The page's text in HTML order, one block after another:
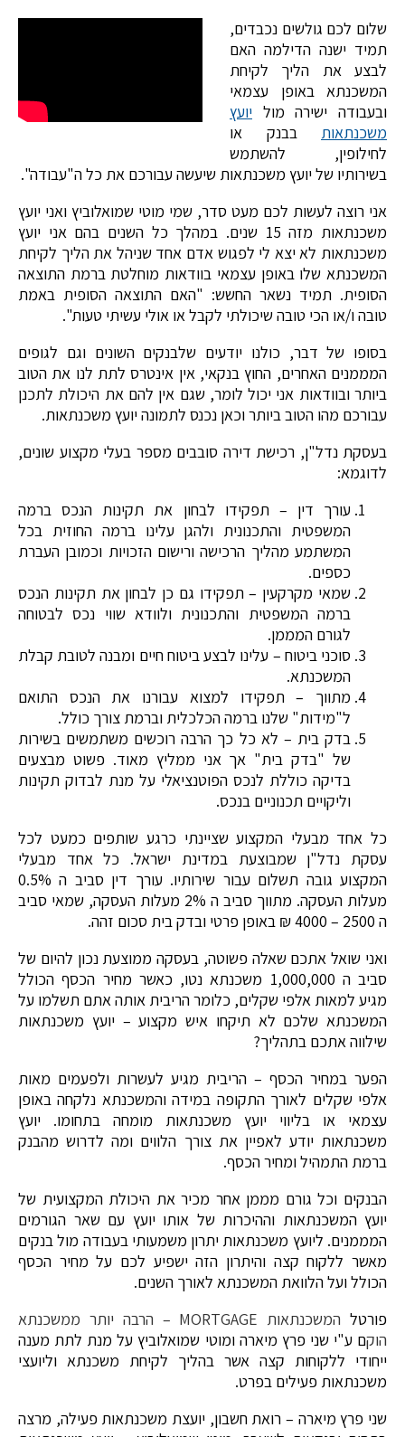
שלום לכם גולשים נכבדים,
תמיד ישנה הדילמה האם
לבצע את הליך לקיחת
המשכנתא באופן עצמאי
ובעבודה ישירה מול יועץ
משכנתאות בבנק או
לחילופין, להשתמש
בשירותיו של יועץ משכנתאות שיעשה עבורכם את כל ה"עבודה".
אני רוצה לעשות לכם מעט סדר, שמי מוטי שמואלוביץ ואני יועץ
משכנתאות מזה 15 שנים. במהלך כל השנים בהם אני יועץ
משכנתאות לא יצא לי לפגוש אדם אחד שניהל את הליך לקיחת
המשכנתא שלו באופן עצמאי בוודאות מוחלטת ברמת התוצאה
הסופית. תמיד נשאר החשש: "האם התוצאה הסופית באמת
טובה ו/או הכי טובה שיכולתי לקבל או אולי עשיתי טעות".
בסופו של דבר, כולנו יודעים שלבנקים השונים וגם לגופים
המממנים האחרים, החוץ בנקאי, אין אינטרס לתת לנו את הטוב
ביותר ובוודאות אני יכול לומר, שגם אין להם את היכולת לתכנן
עבורכם מהו הטוב ביותר וכאן נכנס לתמונה יועץ משכנתאות.
בעסקת נדל"ן, רכישת דירה סובבים מספר בעלי מקצוע שונים,
לדוגמא:
עורך דין – תפקידו לבחון את תקינות הנכס ברמה
המשפטית והתכנונית ולהגן עלינו ברמה החוזית בכל
המשתמע מהליך הרכישה ורישום הזכויות וכמובן העברת
כספים.
שמאי מקרקעין – תפקידו גם כן לבחון את תקינות הנכס
ברמה המשפטית והתכנונית ולוודא שווי נכס לבטוחה
לגורם המממן.
סוכני ביטוח – עלינו לבצע ביטוח חיים ומבנה לטובת קבלת
המשכנתא.
מתווך – תפקידו למצוא עבורנו את הנכס התואם
ל"מידות" שלנו ברמה הכלכלית וברמת צורך כולל.
בדק בית – לא כל כך הרבה רוכשים משתמשים בשירות
של "בדק בית" אך אני ממליץ מאוד. פשוט מבצעים
בדיקה כוללת לנכס הפוטנציאלי על מנת לבדוק תקינות
וליקויים תכנוניים בנכס.
כל אחד מבעלי המקצוע שציינתי כרגע שותפים כמעט לכל
עסקת נדל"ן שמבוצעת במדינת ישראל. כל אחד מבעלי
המקצוע גובה תשלום עבור שירותיו. עורך דין סביב ה 0.5%
מעלות העסקה. מתווך סביב ה 2% מעלות העסקה, שמאי סביב
ה 2500 – 4000 ₪ באופן פרטי ובדק בית סכום זהה.
ואני שואל אתכם שאלה פשוטה, בעסקה ממוצעת נכון להיום של
סביב ה 1,000,000 משכנתא נטו, כאשר מחיר הכסף הכולל
מגיע למאות אלפי שקלים, כלומר הריבית אותה אתם תשלמו על
המשכנתא שלכם לא תיקחו איש מקצוע – יועץ משכנתאות
שילווה אתכם בתהליך?
הפער במחיר הכסף – הריבית מגיע לעשרות ולפעמים מאות
אלפי שקלים לאורך התקופה במידה והמשכנתא נלקחה באופן
עצמאי או בליווי יועץ משכנתאות מומחה בתחומו. יועץ
משכנתאות יודע לאפיין את צורך הלווים ומה לדרוש מהבנק
ברמת התמהיל ומחיר הכסף.
הבנקים וכל גורם מממן אחר מכיר את היכולת המקצועית של
יועץ המשכנתאות וההיכרות של אותו יועץ עם שאר הגורמים
המממנים. ליועץ משכנתאות יתרון משמעותי בעבודה מול בנקים
מאשר ללקוח קצה והיתרון הזה ישפיע לכם על מחיר הכסף
הכולל ועל הלוואת המשכנתא לאורך השנים.
פורטל
המשכנתאות MORTGAGE – הרבה יותר ממשכנתא
הוקם ע"י שני פרץ מיארה ומוטי שמואלוביץ על מנת לתת מענה
ייחודי ללקוחות קצה אשר בהליך לקיחת משכנתא וליועצי
משכנתאות פעילים בפרט.
שני פרץ מיארה – רואת חשבון, יועצת משכנתאות פעילה, מרצה